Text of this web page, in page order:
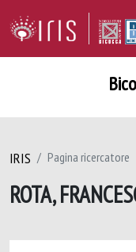
IRIS Pagina ricercatore
ROTA,